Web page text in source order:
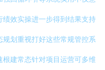
绩效实操进一步得到结果支持
划重视打好这些常规管控系
建常态针对项目运营可多维